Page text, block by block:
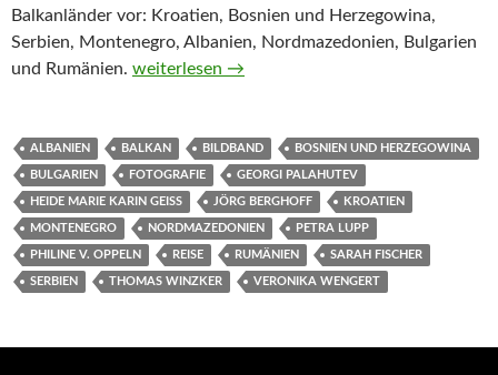
Balkanländer vor: Kroatien, Bosnien und Herzegowina,
Serbien, Montenegro, Albanien, Nordmazedonien, Bulgarien
und Rumänien. Unbekanntes Europa. Die schönsten Ziele auf
weiterlesen →
ALBANIEN BALKAN BILDBAND BOSNIEN UND HERZEGOWINA
BULGARIEN FOTOGRAFIE GEORGI PALAHUTEV
HEIDE MARIE KARIN GEISS JÖRG BERGHOFF KROATIEN
MONTENEGRO NORDMAZEDONIEN PETRA LUPP
PHILINE V. OPPELN REISE RUMÄNIEN SARAH FISCHER
SERBIEN THOMAS WINZKER VERONIKA WENGERT